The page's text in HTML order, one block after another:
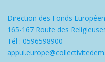
Direction des Fonds
165-167 Route des
Tél : 0596598900